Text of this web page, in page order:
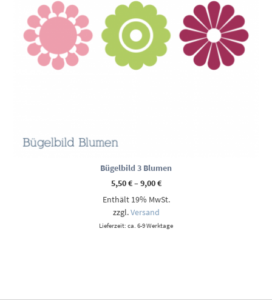
Bügelbild 3 Blumen
5,50€–9,00€Preisspanne:
bis
Enthält 19% MwSt.
zzgl.Versand
Lieferzeit: ca. 6-9 Werktage